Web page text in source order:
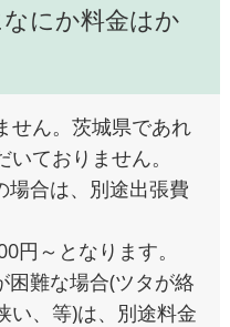
にか料金はか
せん。茨城県であれ
ておりません。
場合は、別途出張費
円～となります。
困難な場合(ツタが絡
い、等)は、別途料金